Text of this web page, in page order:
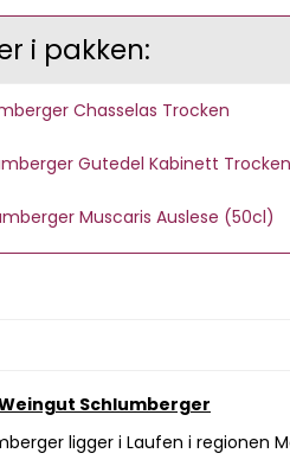
i pakken:
Chasselas Trocken
Gutedel Kabinett Trocken
Muscaris Auslese (50cl)
Schlumberger
ligger i Laufen i regionen